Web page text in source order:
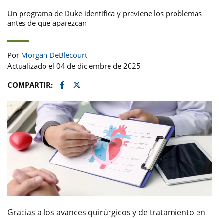
Un programa de Duke identifica y previene los problemas
antes de que aparezcan
Por Morgan DeBlecourt
Actualizado el 04 de diciembre de 2025
COMPARTIR:
Facebook
Twitter
Gracias a los avances quirúrgicos y de tratamiento en